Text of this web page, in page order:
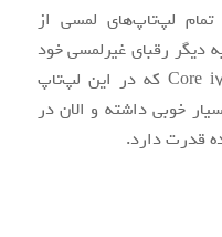
تمام لپ‌تاپ‌های لمسی از
دیگر رقبای غیرلمسی خود
دارند. پردازنده اینتل Core i7 7820HQ که در این لپ‌تاپ
خوبی داشته و الان در
قدرت دارد.